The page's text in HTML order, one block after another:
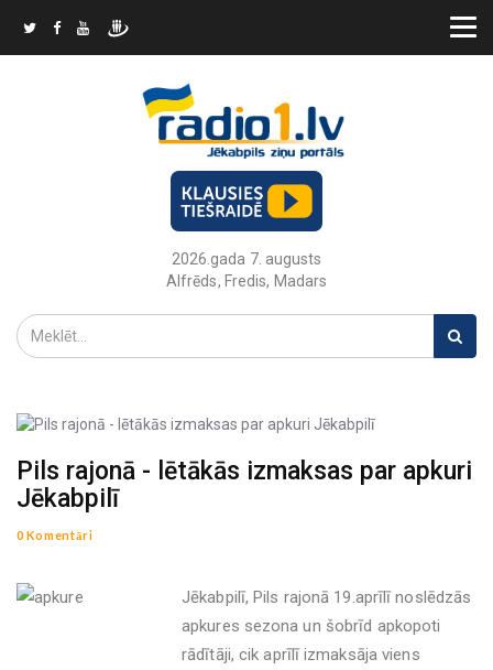
2026.gada 7. augusts
Alfrēds, Fredis, Madars
Pils rajonā - lētākās izmaksas par apkuri
Jēkabpilī
0 Komentāri
Jēkabpilī, Pils rajonā 19.aprīlī noslēdzās
apkures sezona un šobrīd apkopoti
rādītāji, cik aprīlī izmaksāja viens